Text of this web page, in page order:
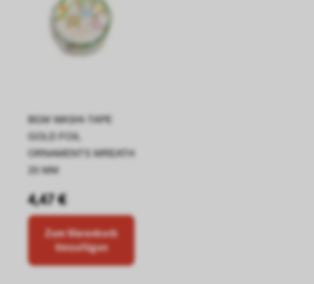
BGM WASHI-TAPE
GOLD FOIL
ORNAMENTS WREATH
20 MM
4,47 €
Zum Warenkorb
hinzufügen